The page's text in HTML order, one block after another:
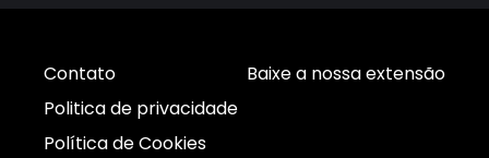
Contato
Politica de privacidade
Política de Cookies
Baixe a nossa extensão